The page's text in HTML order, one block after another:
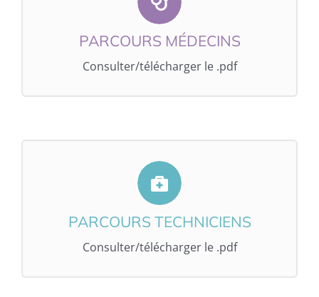
PARCOURS MÉDECINS
Consulter/télécharger le .pdf
PARCOURS MÉDECINS
CONSULTER/TÉLÉCHARGER LE .PDF
PARCOURS TECHNICIENS
Consulter/télécharger le .pdf
PARCOURS TECHNICIENS
CONSULTER/TÉLÉCHARGER LE .PDF